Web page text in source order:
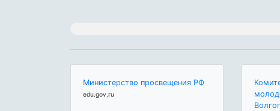
Министерство просвещения РФ
edu.gov.ru